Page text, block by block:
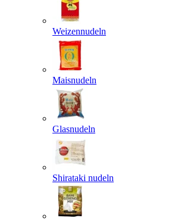
Weizennudeln
Maisnudeln
Glasnudeln
Shirataki nudeln